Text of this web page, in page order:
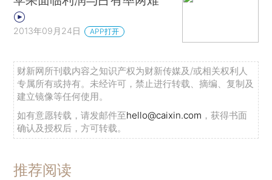
2013年09月24日 APP打开
财新网所刊载内容之知识产权为财新传媒及/或相关权利人
专属所有或持有。未经许可，禁止进行转载、摘编、复制及
建立镜像等任何使用。
如有意愿转载，请发邮件至hello@caixin.com ，获得书面
确认及授权后，方可转载。
推荐阅读